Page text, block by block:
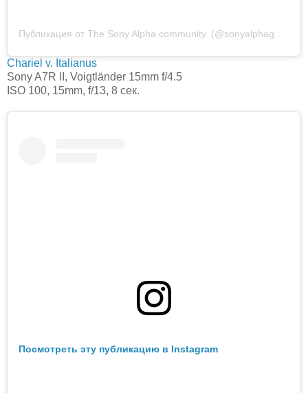
Chariel v. Italianus
Sony A7R II, Voigtländer 15mm f/4.5⁠
ISO 100, 15mm, f/13, 8 сек.
Посмотреть эту публикацию в Instagram